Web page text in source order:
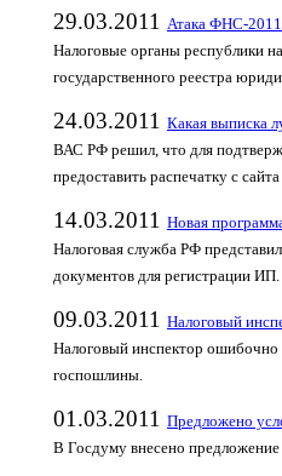
29.03.2011
Атака ФНС-2011
Налоговые органы республики
государственного реестра
24.03.2011
Какая выписка
ВАС РФ решил, что для
предоставить распечатку с
14.03.2011
Новая
Налоговая служба РФ
документов для регистрации ИП.
09.03.2011
Налоговый
Налоговый инспектор ошибочно
госпошлины.
01.03.2011
Предложено
В Госдуму внесено